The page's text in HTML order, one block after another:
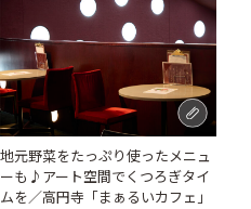
地元野菜をたっぷり使ったメニュ
ーも♪アート空間でくつろぎタイ
ムを／高円寺「まぁるいカフェ」